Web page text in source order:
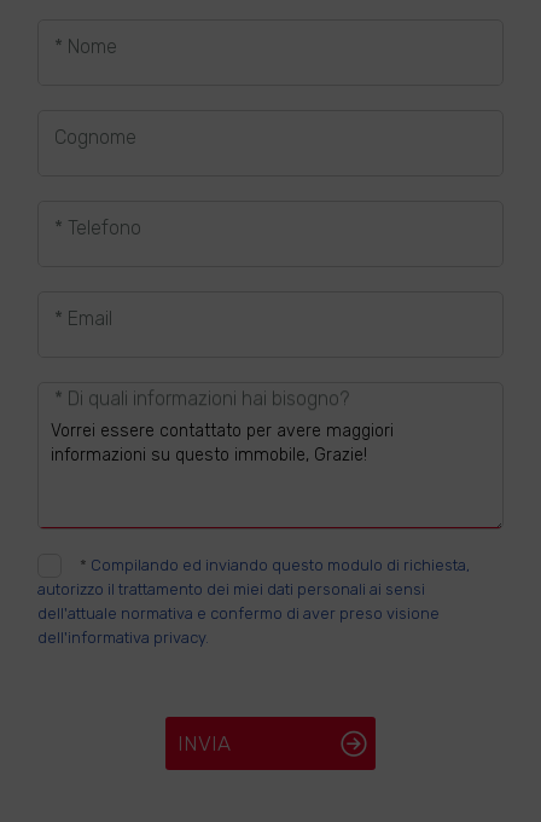
* Nome
Cognome
* Telefono
* Email
* Di quali informazioni hai bisogno?
* Compilando ed inviando questo modulo di richiesta,
autorizzo il trattamento dei miei dati personali ai sensi
dell'attuale normativa e confermo di aver preso visione
dell'informativa privacy.
INVIA